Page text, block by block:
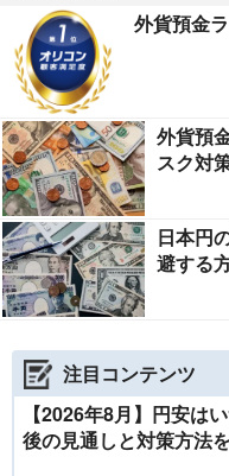
外貨預金
外貨預
スク対
日本円
避する
注目コンテンツ
【2026年8月】円安は
後の見通しと対策方法